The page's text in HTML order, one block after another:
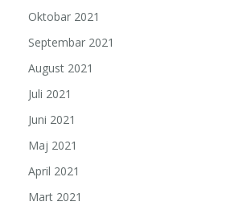
Oktobar 2021
Septembar 2021
August 2021
Juli 2021
Juni 2021
Maj 2021
April 2021
Mart 2021